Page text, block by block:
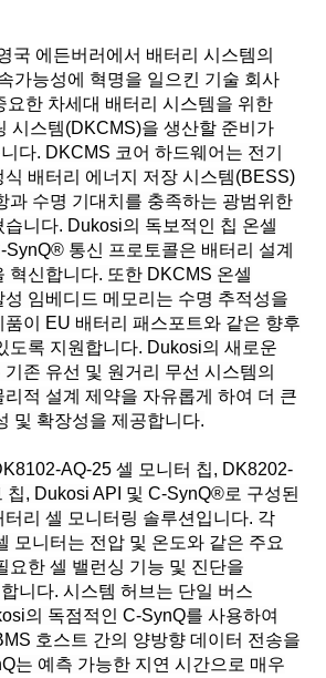
국 에든버러에서 배터리 시스템의
가능성에 혁명을 일으킨 기술 회사
요한 차세대 배터리 시스템을 위한
시스템(DKCMS)을 생산할 준비가
다. DKCMS 코어 하드웨어는 전기
식 배터리 에너지 저장 시스템(BESS)
과 수명 기대치를 충족하는 광범위한
니다. Dukosi의 독보적인 칩 온셀
SynQ® 통신 프로토콜은 배터리 설계
혁신합니다. 또한 DKCMS 온셀
성 임베디드 메모리는 수명 추적성을
이 EU 배터리 패스포트와 같은 향후
도록 지원합니다. Dukosi의 새로운
존 유선 및 원거리 무선 시스템의
적 설계 제약을 자유롭게 하여 더 큰
및 확장성을 제공합니다.
AQ-25 셀 모니터 칩, DK8202-
칩, Dukosi API 및 C-SynQ®로 구성된
터리 셀 모니터링 솔루션입니다. 각
모니터는 전압 및 온도와 같은 주요
요한 셀 밸런싱 기능 및 진단을
니다. 시스템 허브는 단일 버스
의 독점적인 C-SynQ를 사용하여
호스트 간의 양방향 데이터 전송을
는 예측 가능한 지연 시간으로 매우